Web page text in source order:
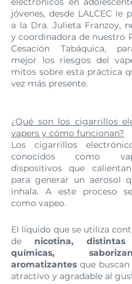
jóvenes, desde LALCEC le
a la Dra. Julieta Franzoy,
y coordinadora de nuestro
Cesación Tabáquica,
mejor los riesgos del
mitos sobre esta práctica
vez más presente.
¿Qué son los cigarrillos
vapers y cómo funcionan?
Los cigarrillos
conocidos como
dispositivos que
para generar un aerosol
inhala. A este proceso
como vapeo.
El líquido que se utiliza
de nicotina, distintas
químicas,
aromatizantes que
atractivo y agradable al